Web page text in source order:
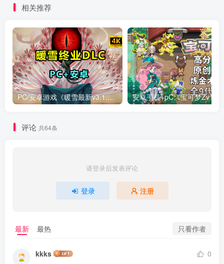
相关推荐
PC/安卓游戏《暖雪最新v3.1.0.1》终业DLC整合版！
评论 共64条
请登录后发表评论
登录 注册
最新 最热 只看作者
kkks
0